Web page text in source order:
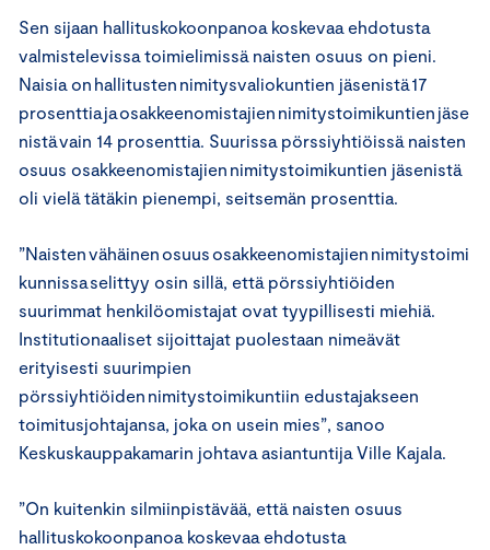
Sen sijaan hallituskokoonpanoa koskevaa ehdotusta
valmistelevissa toimielimissä naisten osuus on pieni.
Naisia on hallitusten nimitysvaliokuntien jäsenistä 17
prosenttia ja osakkeenomistajien nimitystoimikuntien jäse
nistä vain 14 prosenttia. Suurissa pörssiyhtiöissä naisten
osuus osakkeenomistajien nimitystoimikuntien jäsenistä
oli vielä tätäkin pienempi, seitsemän prosenttia.
”Naisten vähäinen osuus osakkeenomistajien nimitystoimi
kunnissa selittyy osin sillä, että pörssiyhtiöiden
suurimmat henkilöomistajat ovat tyypillisesti miehiä.
Institutionaaliset sijoittajat puolestaan nimeävät
erityisesti suurimpien
pörssiyhtiöiden nimitystoimikuntiin edustajakseen
toimitusjohtajansa, joka on usein mies”, sanoo
Keskuskauppakamarin johtava asiantuntija Ville Kajala.
”On kuitenkin silmiinpistävää, että naisten osuus
hallituskokoonpanoa koskevaa ehdotusta